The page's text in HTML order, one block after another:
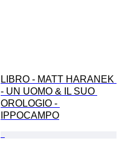
LIBRO - MATT HARANEK
- UN UOMO & IL SUO
OROLOGIO -
IPPOCAMPO